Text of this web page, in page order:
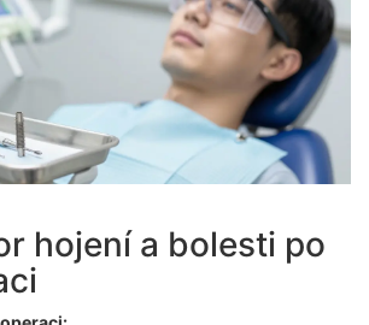
hojení a bolesti po